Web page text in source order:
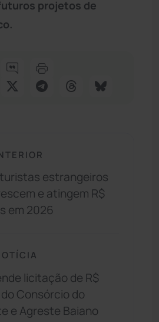
projetos de
estrangeiros
e atingem R$
em 2026
licitação de R$
Consórcio do
e Agreste Baiano